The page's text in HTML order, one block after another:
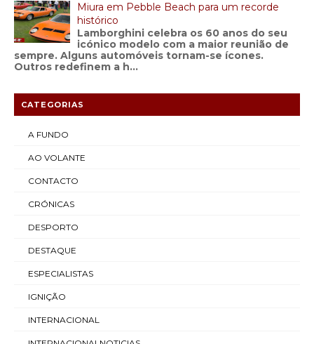
Miura em Pebble Beach para um recorde
histórico
Lamborghini celebra os 60 anos do seu
icónico modelo com a maior reunião de
sempre. Alguns automóveis tornam-se ícones.
Outros redefinem a h...
CATEGORIAS
A FUNDO
AO VOLANTE
CONTACTO
CRÓNICAS
DESPORTO
DESTAQUE
ESPECIALISTAS
IGNIÇÃO
INTERNACIONAL